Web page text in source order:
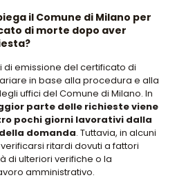
il Comune di Milano per
di morte dopo aver
di emissione del certificato di
in base alla procedura e alla
uffici del Comune di Milano. In
parte delle richieste viene
pochi giorni lavorativi dalla
domanda. Tuttavia, in alcuni
ritardi dovuti a fattori
di ulteriori verifiche o la
amministrativo.